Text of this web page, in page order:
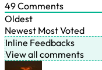
49Comments
Oldest
Newest Most Voted
Inline Feedbacks
View all comments